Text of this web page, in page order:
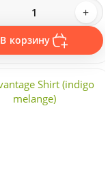
+
В корзину